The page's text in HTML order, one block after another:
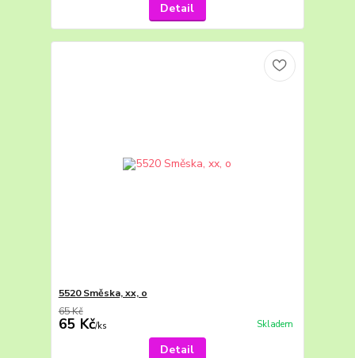
Detail
5520 Směska, xx, o
65 Kč
65 Kč/ks Skladem
Detail